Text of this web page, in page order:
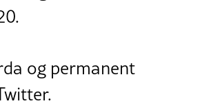
og permanent